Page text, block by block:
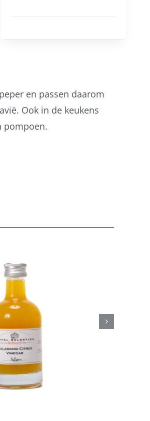
en passen daarom
Ook in de keukens
pompoen.
Camaroon
azijn
Azijn Fine food
€8,50